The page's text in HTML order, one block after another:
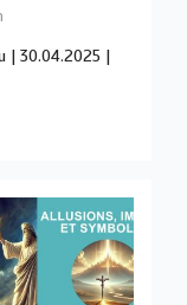
| 30.04.2025 |